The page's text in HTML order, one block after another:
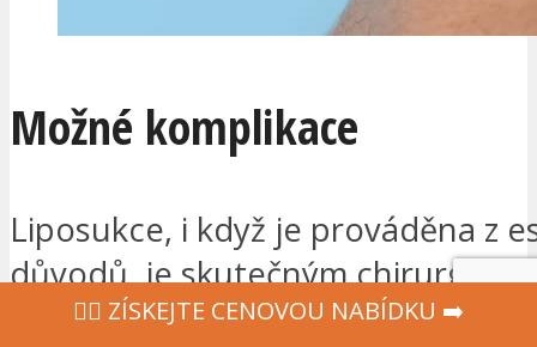
Možné komplikace
Liposukce, i když je prováděna z
důvodů, je skutečným
s následnými riziky spojenými s
‍👩‍⚕ ZÍSKEJTE CENOVOU NABÍDKU ➡️